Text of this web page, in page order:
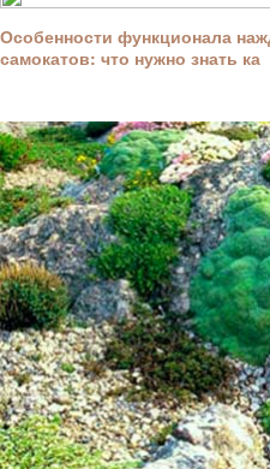
Особенности функционала
самокатов: что нужно знать ка